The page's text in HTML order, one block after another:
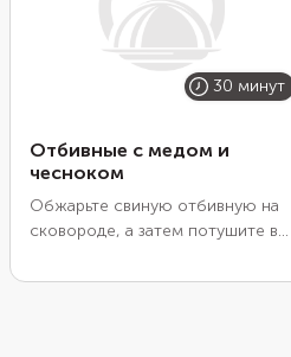
30 минут
Отбивные с медом и
чесноком
Обжарьте свиную отбивную на
сковороде, а затем потушите в
усилить пикантность, приправьте